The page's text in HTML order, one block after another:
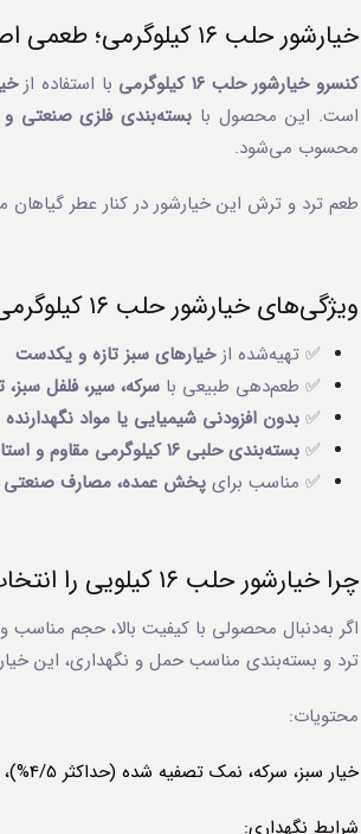
خیارشور حلب ۱۶ کیلوگرمی؛ طعمی اصیل در ابعاد صنعتی
کنسرو خیارشور حلب ۱۶ کیلوگرمی با استفاده از
است. این محصول بابسته‌بندی فلزی صنعتی و
محسوب می‌شود.
طعم ترد و ترش این خیارشور در کنار عطر
ویژگی‌های خیارشور حلب ۱۶ کیلوگرمی:
✅ تهیه‌شده ازخیارهای سبز تازه و یکدست
✅ طعم‌دهی طبیعی باسرکه، سیر، فلفل سبز،
✅بدون افزودنی شیمیایی یا مواد نگهدارنده
✅بسته‌بندی حلبی ۱۶ کیلوگرمی مقاوم و استاندارد
✅ مناسب برایپخش عمده، مصارف صنعتی و
چرا خیارشور حلب ۱۶ کیلویی را انتخاب کنیم؟
اگر به‌دنبال محصولی با کیفیت بالا، حجم
ترد و بسته‌بندی مناسب حمل و نگهداری، این
محتویات:
خیار سبز، سرکه، نمک تصفیه شده (حداکثر 4/5%)، فلفل سبز، سیر،ترخون،سوربات پتاسیم (حداکثر 500 ppm نگهدارندهE202) ، آب آشامیدنی
شرایط نگهداری: